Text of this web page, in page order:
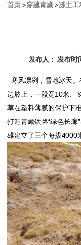
首页>穿越青藏>冻土工
发布人： 发布
寒风凛冽，雪地冰天
边坡上，一段宽10米、
草在塑料薄膜的保护下
打造青藏铁路“绿色长廊
雄建立了三个海拔4000